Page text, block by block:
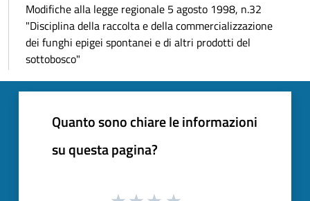
Modifiche alla legge regionale 5 agosto 1998, n.32
"Disciplina della raccolta e della commercializzazione
dei funghi epigei spontanei e di altri prodotti del
sottobosco"
Quanto sono chiare le informazioni
su questa pagina?